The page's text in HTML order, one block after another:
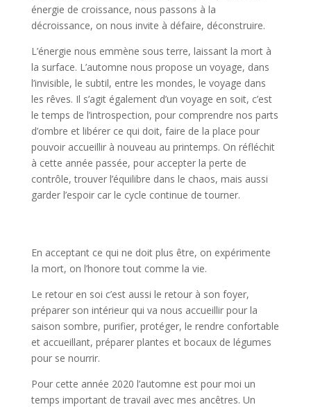
énergie de croissance, nous passons à la
décroissance, on nous invite à défaire, déconstruire.
L’énergie nous emmène sous terre, laissant la mort à
la surface. L’automne nous propose un voyage, dans
l’invisible, le subtil, entre les mondes, le voyage dans
les rêves. Il s’agit également d’un voyage en soit, c’est
le temps de l’introspection, pour comprendre nos parts
d’ombre et libérer ce qui doit, faire de la place pour
pouvoir accueillir à nouveau au printemps. On réfléchit
à cette année passée, pour accepter la perte de
contrôle, trouver l’équilibre dans le chaos, mais aussi
garder l’espoir car le cycle continue de tourner.
En acceptant ce qui ne doit plus être, on expérimente
la mort, on l’honore tout comme la vie.
Le retour en soi c’est aussi le retour à son foyer,
préparer son intérieur qui va nous accueillir pour la
saison sombre, purifier, protéger, le rendre confortable
et accueillant, préparer plantes et bocaux de légumes
pour se nourrir.
Pour cette année 2020 l’automne est pour moi un
temps important de travail avec mes ancêtres. Un